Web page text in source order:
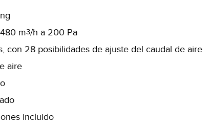
m3/h a 200 Pa
con 28 posibilidades de ajuste del caudal de aire
aire
incluido